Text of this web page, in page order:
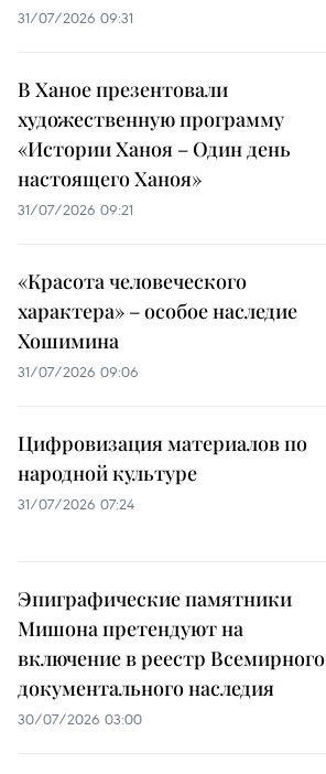
31/07/2026 09:31
В Ханое презентовали
художественную программу
«Истории Ханоя – Один день
настоящего Ханоя»
31/07/2026 09:21
«Красота человеческого
характера» – особое наследие
Хошимина
31/07/2026 09:06
Цифровизация материалов по
народной культуре
31/07/2026 07:24
Эпиграфические памятники
Мишона претендуют на
включение в реестр Всемирного
документального наследия
30/07/2026 03:00